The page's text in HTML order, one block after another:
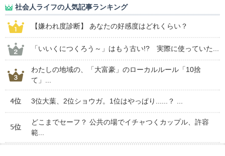
社会人ライフの人気記事ランキング
【嫌われ度診断】 あなたの好感度はどれくらい？
「いいくにつくろう～」はもう古い!? 実際に使っていた...
わたしの地域の、「大富豪」のローカルルール「10捨
て」...
4位 3位大葉、2位ショウガ。1位はやっぱり......？ ...
5位
どこまでセーフ？ 公共の場でイチャつくカップル、許容
範...